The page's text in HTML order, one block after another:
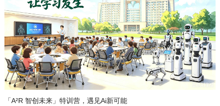
「A²R 智创未来」特训营，遇见Ai新可能